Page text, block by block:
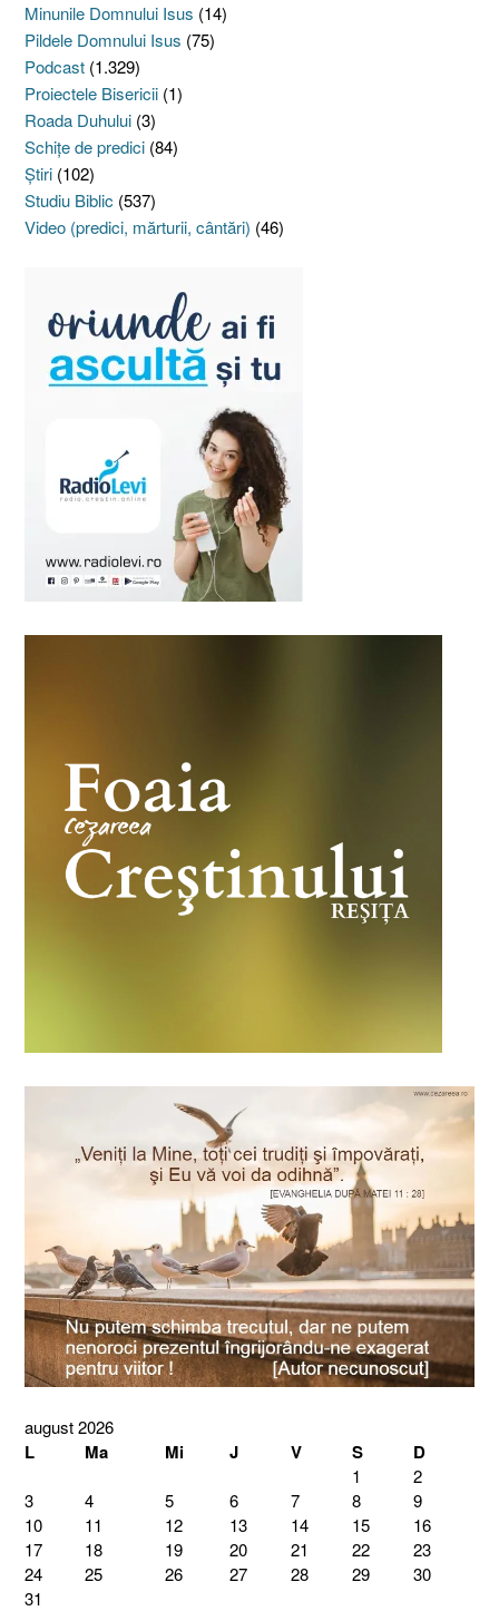
Minunile Domnului Isus (14)
Pildele Domnului Isus (75)
Podcast (1.329)
Proiectele Bisericii (1)
Roada Duhului (3)
Schiţe de predici (84)
Ştiri (102)
Studiu Biblic (537)
Video (predici, mărturii, cântări) (46)
august 2026
L Ma Mi J V S D
1
2
3
4 5 6 7 8
9
10
11 12 13 14 15
16
17
18 19 20 21 22
23
24
25 26 27 28 29
30
31